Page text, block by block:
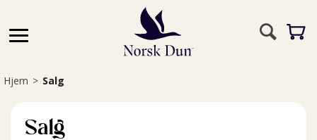
Hjem>Salg
Salg